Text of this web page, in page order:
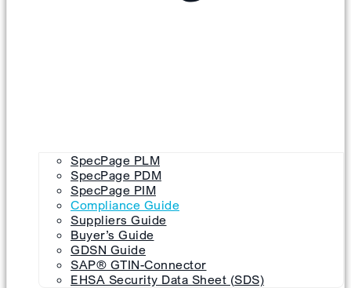
SpecPage PLM
SpecPage PDM
SpecPage PIM
Compliance Guide
Suppliers Guide
Buyer’s Guide
GDSN Guide
SAP® GTIN-Connector
EHSA Security Data Sheet (SDS)